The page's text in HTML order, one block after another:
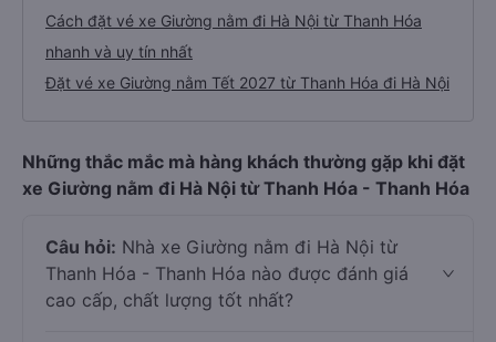
Cách đặt vé xe Giường nằm đi Hà Nội từ Thanh Hóa
nhanh và uy tín nhất
Đặt vé xe Giường nằm Tết 2027 từ Thanh Hóa đi Hà Nội
Những thắc mắc mà hàng khách thường gặp khi đặt
xe Giường nằm đi Hà Nội từ Thanh Hóa - Thanh Hóa
Câu hỏi: Nhà xe Giường nằm đi Hà Nội từ
Thanh Hóa - Thanh Hóa nào được đánh giá
cao cấp, chất lượng tốt nhất?